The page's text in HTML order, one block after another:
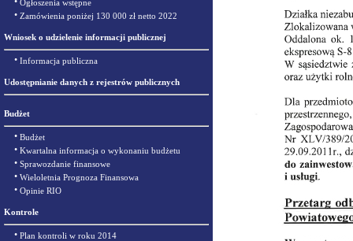
Ogłoszenia wstępne
• Zamówienia poniżej 130 000 zł netto 2022
Wniosek o udzielenie informacji publicznej
• Informacja publiczna
Udostępnianie danych z rejestrów publicznych
Budżet
• Budżet
• Kwartalna informacja o wykonaniu budżetu
• Sprawozdanie finansowe
• Wieloletnia Prognoza Finansowa
• Opinie RIO
Kontrole
• Plan kontroli w roku 2014